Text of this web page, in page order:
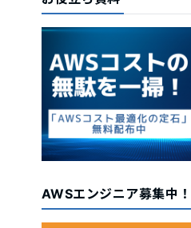
AWSエンジニア募集中！